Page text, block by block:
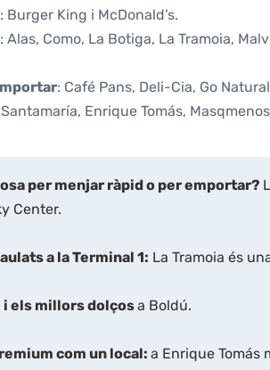
: Burger King i McDonald’s.
: Alas, Como, La Botiga, La Tramoia,
: Café Pans, Deli-Cia, Go
Enrique Tomás,
per menjar ràpid o per emportar?
Center.
a la Terminal 1: La Tramoia és
i els millors dolçosa Boldú.
com un local: a Enrique Tomás